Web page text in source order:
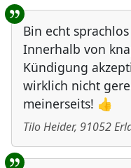
Bin echt
Innerhalb von
Kündigung
wirklich nicht
meinerseits! 👍
Tilo Heider, 91052